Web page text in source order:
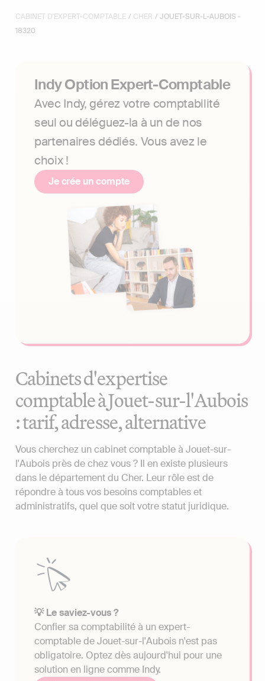
CABINET D'EXPERT-COMPTABLE / CHER / JOUET-SUR-L-AUBOIS -
18320
Indy Option Expert-Comptable
Avec Indy, gérez votre comptabilité
seul ou déléguez-la à un de nos
partenaires dédiés. Vous avez le
choix !
Je crée un compte
Cabinets d'expertise
comptable à Jouet-sur-l'Aubois
: tarif, adresse, alternative
Vous cherchez un cabinet comptable à Jouet-sur-
l'Aubois près de chez vous ? Il en existe plusieurs
dans le département du Cher. Leur rôle est de
répondre à tous vos besoins comptables et
administratifs, quel que soit votre statut juridique.
💡 Le saviez-vous ?
Confier sa comptabilité à un expert-
comptable de Jouet-sur-l'Aubois n'est pas
obligatoire. Optez dès aujourd'hui pour une
solution en ligne comme Indy.